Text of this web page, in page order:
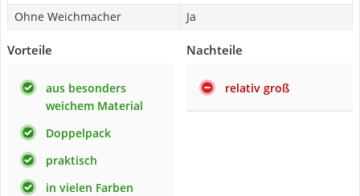
Ohne Weichmacher
Ja
Vorteile
aus besonders
weichem Material
Doppelpack
praktisch
in vielen Farben
Nachteile
relativ groß